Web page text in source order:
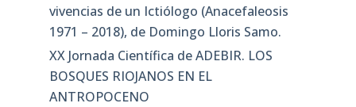
vivencias de un Ictiólogo (Anacefaleosis
1971 – 2018), de Domingo Lloris Samo.
XX Jornada Científica de ADEBIR. LOS
BOSQUES RIOJANOS EN EL
ANTROPOCENO